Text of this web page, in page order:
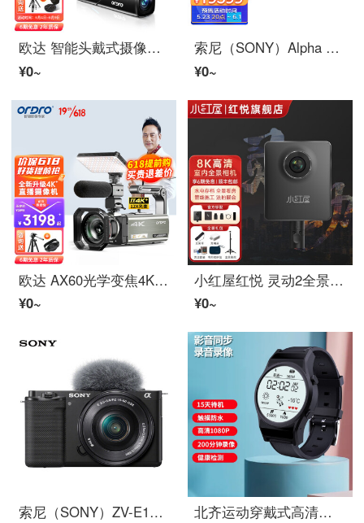
欧达 智能头戴式摄像机4K云台防抖运动相机便携式4K录像机家用dv高清摄影机vlog短视频 户外骑行 【旗舰升级】EP8标配（不含卡）+送壕礼
¥0~
索尼（SONY）Alpha 7R IV全画幅微单数码相机 单机身 画质旗舰 约6100万像素（a7r4a/a7rm4a/ILCE-7RM4A）
¥0~
欧达 AX60光学变焦4K高清画质摄像机 直播拍摄 家用婚庆 旅拍会议 日常vlog 超清摄录一体机 顶配直播套餐：送1.4米三脚架+原装遮光罩
¥0~
小红屋红悦 灵动2全景相机360Vr看房看车720房产中介水电装修消防法拍高清画质8K3200万像素 小红屋灵动2标准版赠专业全景支架
¥0~
索尼（SONY）ZV-E10L Vlog微单数码相机 标准镜头套装 APS-C画幅小巧便携 4K专业视频 黑色
北齐运动穿戴式高清摄像头录像录音会议摄像机便携式DV录像机录像摄像记录仪随身录像神器 超薄型64G